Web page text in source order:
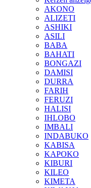
AKONO
ALIZETI
ASHIKI
ASILI
BABA
BAHATI
BONGAZI
DAMISI
DURRA
FARIH
FERUZI
HALISI
IHLOBO
IMBALI
INDABUKO
KABISA
KAPOKO
KIBURI
KILEO
KIMETA